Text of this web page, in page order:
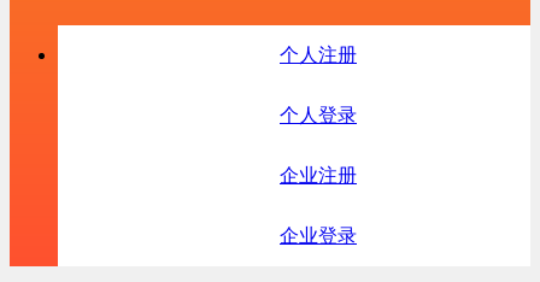
个人注册
个人登录
企业注册
企业登录